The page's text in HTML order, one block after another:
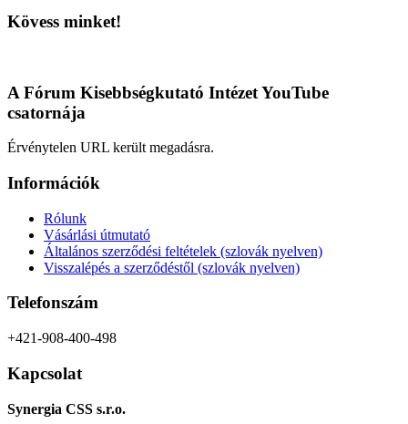
változatok
választhatók
Kövess minket!
A Fórum Kisebbségkutató Intézet YouTube
csatornája
Érvénytelen URL került megadásra.
Információk
Rólunk
Vásárlási útmutató
Általános szerződési feltételek (szlovák nyelven)
Visszalépés a szerződéstől (szlovák nyelven)
Telefonszám
+421-908-400-498
Kapcsolat
Synergia CSS s.r.o.